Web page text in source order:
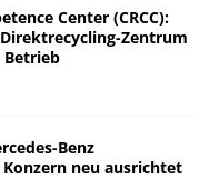
Center (CRCC):
Zentrum
Benz
neu ausrichtet